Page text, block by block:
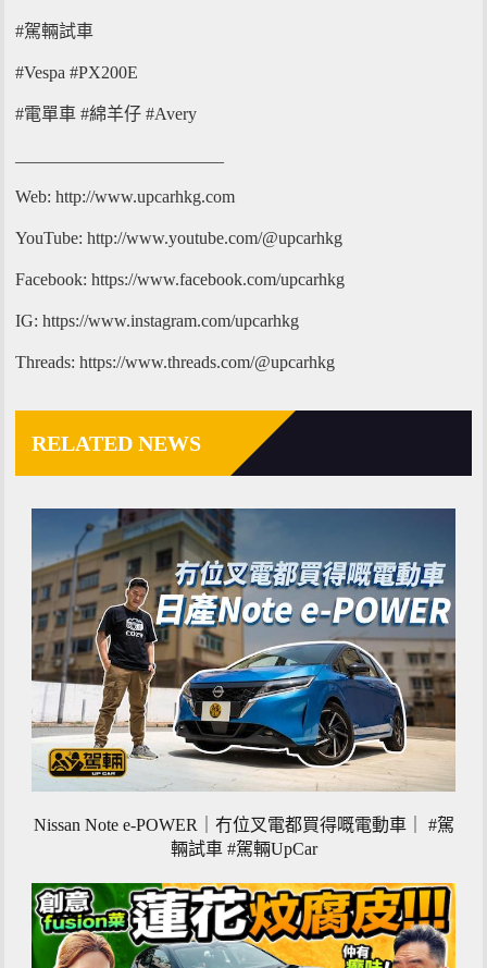
#駕輛試車
#Vespa #PX200E
#電單車 #綿羊仔 #Avery
Web: http://www.upcarhkg.com
YouTube: http://www.youtube.com/@upcarhkg
Facebook: https://www.facebook.com/upcarhkg
IG: https://www.instagram.com/upcarhkg
Threads: https://www.threads.com/@upcarhkg
RELATED NEWS
Nissan Note e-POWER｜冇位叉電都買得嘅電動車｜ #駕
輛試車 #駕輛UpCar